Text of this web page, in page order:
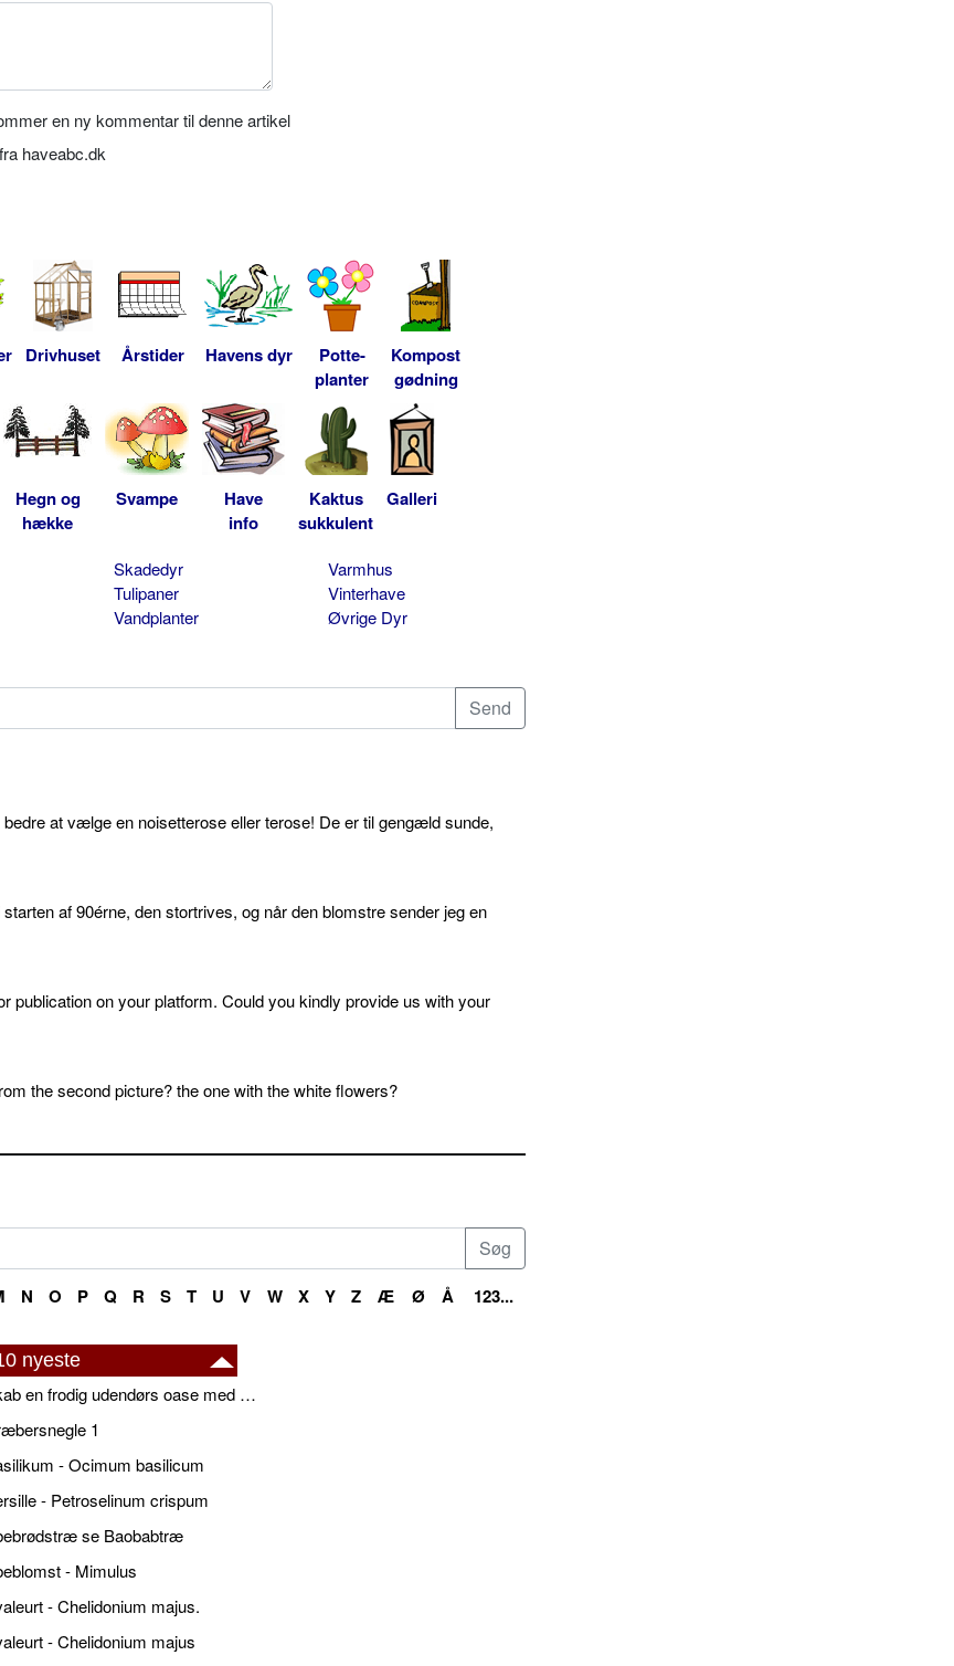
en ny kommentar til denne artikel
haveabc.dk
Drivhuset Årstider Havens dyr
Potte-
planter
Kompost
gødning
Hegn og
hække
Svampe
Have
info
Kaktus
sukkulent
Galleri
Skadedyr
Tulipaner
Vandplanter
Varmhus
Vinterhave
Øvrige Dyr
at vælge en noisetterose eller terose! De er til gengæld sunde,
af 90érne, den stortrives, og når den blomstre sender jeg en
publication on your platform. Could you kindly provide us with your
the second picture? the one with the white flowers?
N O P Q R S T U V W X Y Z Æ Ø Å 123...
nyeste
Skab en frodig udendørs oase med smukke plantekrukker og elegante espalier
1
- Ocimum basilicum
- Petroselinum crispum
se Baobabtræ
- Mimulus
- Chelidonium majus.
- Chelidonium majus